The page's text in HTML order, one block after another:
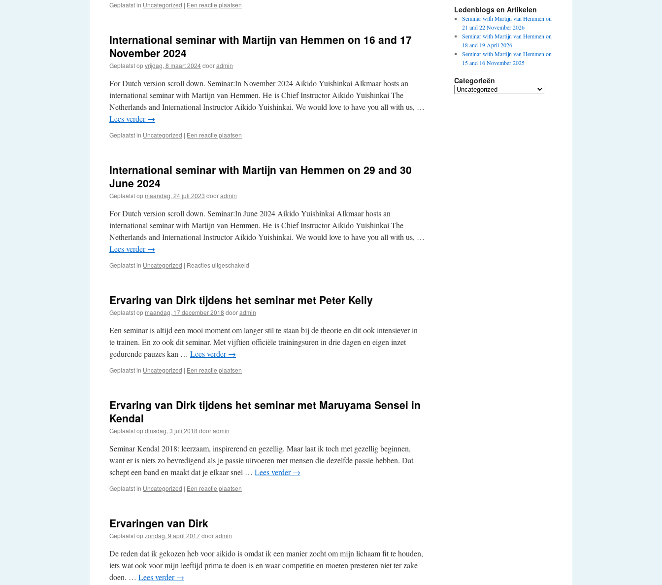
Geplaatst in Uncategorized | Een reactie plaatsen
International seminar with Martijn van Hemmen on 16 and 17
November 2024
Geplaatst opvrijdag, 8 maart 2024dooradmin
For Dutch version scroll down. Seminar:In November 2024 Aikido Yuishinkai Alkmaar hosts an
international seminar with Martijn van Hemmen. He is Chief Instructor Aikido Yuishinkai The
Netherlands and International Instructor Aikido Yuishinkai. We would love to have you all with us, …
Lees verder→
Geplaatst in Uncategorized | Een reactie plaatsen
International seminar with Martijn van Hemmen on 29 and 30
June 2024
Geplaatst op maandag, 24 juli 2023 dooradmin
For Dutch version scroll down. Seminar:In June 2024 Aikido Yuishinkai Alkmaar hosts an
international seminar with Martijn van Hemmen. He is Chief Instructor Aikido Yuishinkai The
Netherlands and International Instructor Aikido Yuishinkai. We would love to have you all with us, …
Lees verder→
Geplaatst in Uncategorized | Reacties uitgeschakeld
Martijn
van
Hemmen
29
and
Ervaring van Dirk tijdens het seminar met Peter Kelly
Geplaatst op maandag, 17 december 2018 dooradmin
Een seminar is altijd een mooi moment om langer stil te staan bij de theorie en dit ook intensiever in
te trainen. En zo ook dit seminar. Met vijftien officiële trainingsuren in drie dagen en eigen inzet
gedurende pauzes kan … Lees verder→
Geplaatst in Uncategorized | Een reactie plaatsen
Ervaring van Dirk tijdens het seminar met Maruyama Sensei in
Kendal
Geplaatst opdinsdag, 3 juli 2018 dooradmin
Seminar Kendal 2018: leerzaam, inspirerend en gezellig. Maar laat ik toch met gezellig beginnen,
want er is niets zo bevredigend als je passie uitvoeren met mensen die dezelfde passie hebben. Dat
schept een band en maakt dat je elkaar snel … Lees verder→
Geplaatst in Uncategorized | Een reactie plaatsen
Ervaringen van Dirk
Geplaatst opzondag, 9 april 2017dooradmin
De reden dat ik gekozen heb voor aikido is omdat ik een manier zocht om mijn lichaam fit te houden,
iets wat ook voor mijn leeftijd prima te doen is en waar competitie en moeten presteren niet ter zake
doen. … Lees verder→
Ledenblogs en Artikelen
Seminar with Martijn van Hemmen on
21 and 22 November 2026
Seminar with Martijn van Hemmen on
18 and 19 April 2026
Seminar with Martijn van Hemmen on
15 and 16 November 2025
Categorieën
Categorieën